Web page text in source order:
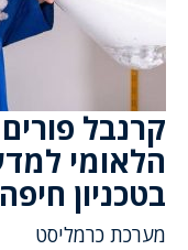
קרנבל
הלאומי
בטכניון חיפה
מערכת כרמליסט